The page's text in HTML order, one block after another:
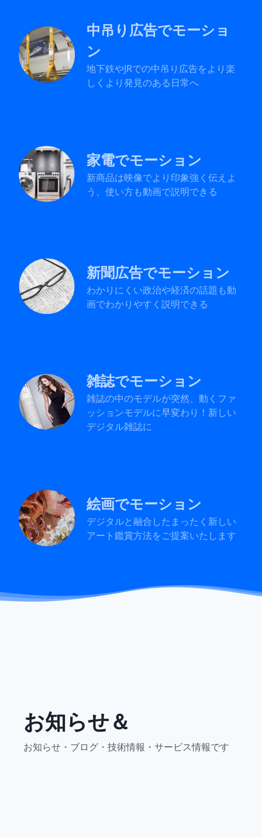
中吊り広告でモーショ
ン
地下鉄やJRでの中吊り広告をより楽
しくより発見のある日常へ
家電でモーション
新商品は映像でより印象強く伝えよ
う、使い方も動画で説明できる
新聞広告でモーション
わかりにくい政治や経済の話題も動
画でわかりやすく説明できる
雑誌でモーション
雑誌の中のモデルが突然、動くファ
ッションモデルに早変わり！新しい
デジタル雑誌に
絵画でモーション
デジタルと融合したまったく新しい
アート鑑賞方法をご提案いたします
お知らせ＆
お知らせ・ブログ・技術情報・サービス情報です